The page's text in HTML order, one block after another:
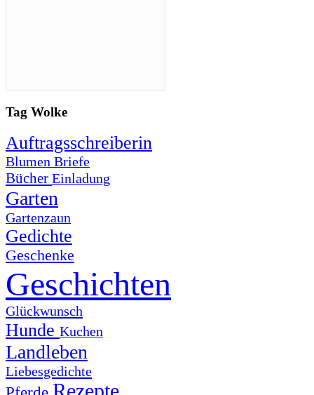
Tag Wolke
Auftragsschreiberin
Blumen Briefe
Bücher Einladung
Garten
Gartenzaun
Gedichte
Geschenke
Geschichten
Glückwunsch
Hunde Kuchen
Landleben
Liebesgedichte